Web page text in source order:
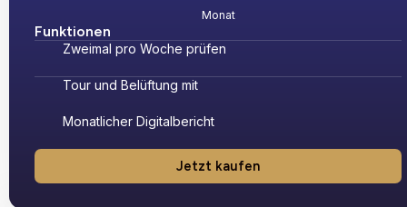
Monat
Funktionen
Zweimal pro Woche prüfen
Tour und Belüftung mit
Monatlicher Digitalbericht
Jetzt kaufen